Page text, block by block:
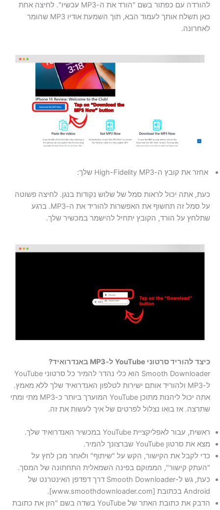
להורדה עם כפתור בשם "הורד את ה-MP3 עכשיו". לחיצה אחת
כאן תשלח אותך לעמוד הבא, תוך השמעת אודיו MP3 שהומר
לאחרונה.
אחזר את קובץ ה-High-Fidelity MP3 שלך:
כעת, אתה יכול לראות סמל של שלוש נקודות בנגן. לחיצה פשוטה
על סמל זה תחשוף את האפשרות להוריד את ה-MP3. ברגע
שתלחץ על הורד, הקובץ יתחיל להישמר במכשיר שלך.
כיצד להוריד סרטוני YouTube ל-MP3 באנדרואיד?
Smooth Downloader הוא כלי נהדר להמיר כל סרטוני YouTube
ל-MP3 ולהוריד אותם ישירות לטלפון האנדרואיד שלך ללא מאמץ.
אתה יכול ליהנות מתוכן YouTube המוערך ביותר כ-MP3 מתי ומתי
שתרצה. אז בואו נצלול לפרטים של איך לעשות את זה.
ראשית, עבור לאפליקציית YouTube במכשיר האנדרואיד שלך.
מצא את סרטון YouTube שברצונך להמיר.
כדי לקבל את הקישור, הקש על "שיתוף" ולאחר מכן לחץ על
"העתק קישור", הממוקם בפינה השמאלית התחתונה של המסך.
כעת, גש ל-Smooth Downloader דרך דפדפן האינטרנט של
Android בכתובת [www.smoothdownloader.com].
הדבק את כתובת האתר של YouTube בשדה בשם "הזן את כתובת